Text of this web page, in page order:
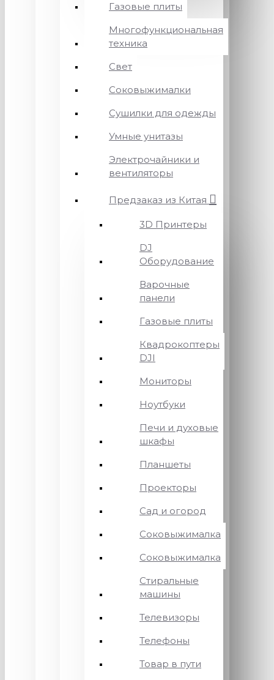
Газовые плиты
Многофункциональная
техника
Свет
Соковыжималки
Сушилки для одежды
Умные унитазы
Электрочайники и
вентиляторы
Предзаказ из Китая
3D Принтеры
DJ
Оборудование
Варочные
панели
Газовые плиты
Квадрокоптеры
DJI
Мониторы
Ноутбуки
Печи и духовые
шкафы
Планшеты
Проекторы
Сад и огород
Соковыжималка
Соковыжималка
Стиральные
машины
Телевизоры
Телефоны
Товар в пути